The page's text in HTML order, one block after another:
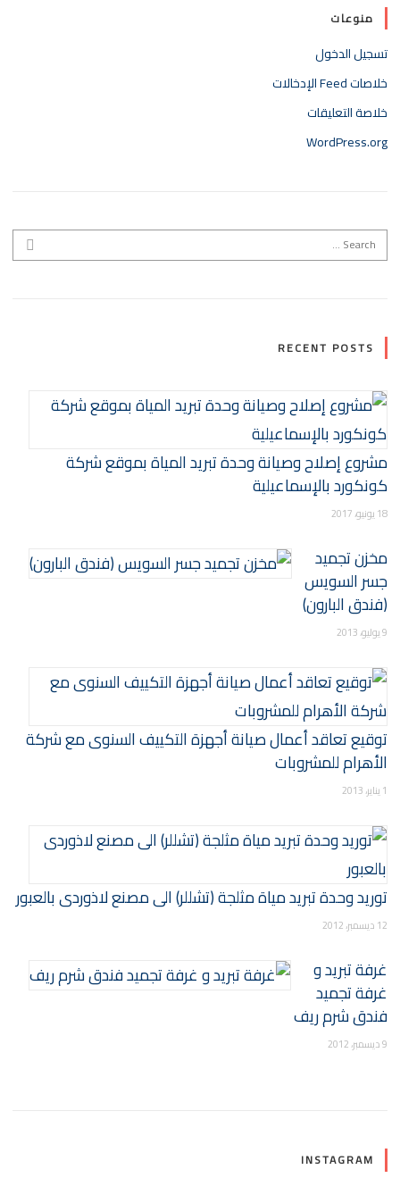
منوعات
تسجيل الدخول
خلاصات Feed الإدخالات
خلاصة التعليقات
WordPress.org
Search for:
RECENT POSTS
مشروع إصلاح وصيانة وحدة تبريد المياة بموقع شركة
كونكورد بالإسماعيلية
18 يونيو، 2017
مخزن تجميد
جسر السويس
(فندق البارون)
9 يوليو، 2013
توقيع تعاقد أعمال صيانة أجهزة التكييف السنوى مع شركة
الأهرام للمشروبات
1 يناير، 2013
توريد وحدة تبريد مياة مثلجة (تشللر) الى مصنع لاذوردى بالعبور
12 ديسمبر، 2012
غرفة تبريد و
غرفة تجميد
فندق شرم ريف
9 ديسمبر، 2012
INSTAGRAM